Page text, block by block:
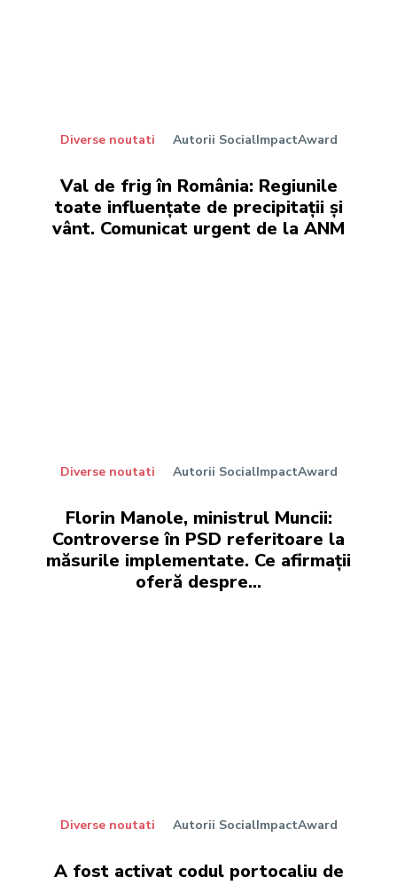
Diverse noutati Autorii SocialImpactAward
Val de frig în România: Regiunile
toate influențate de precipitații și
vânt. Comunicat urgent de la ANM
Diverse noutati Autorii SocialImpactAward
Florin Manole, ministrul Muncii:
Controverse în PSD referitoare la
măsurile implementate. Ce afirmaţii
oferă despre…
Diverse noutati Autorii SocialImpactAward
A fost activat codul portocaliu de